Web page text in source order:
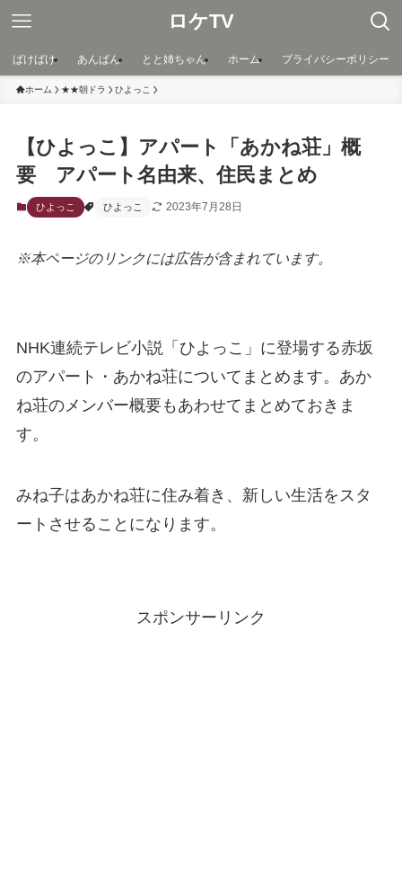
ロケTV
ばけばけ あんぱん とと姉ちゃん ホーム プライバシーポリシー
ホーム ★★朝ドラ ひよっこ
【ひよっこ】アパート「あかね荘」概
要 アパート名由来、住民まとめ
ひよっこ ひよっこ 2023年7月28日
※本ページのリンクには広告が含まれています。
NHK連続テレビ小説「ひよっこ」に登場する赤坂
のアパート・あかね荘についてまとめます。あか
ね荘のメンバー概要もあわせてまとめておきま
す。
みね子はあかね荘に住み着き、新しい生活をスタ
ートさせることになります。
スポンサーリンク